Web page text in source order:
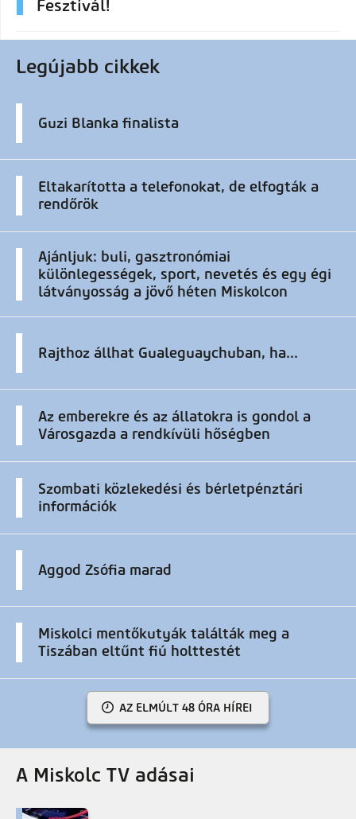
Fesztivál!
Legújabb cikkek
Guzi Blanka finalista
Eltakarította a telefonokat, de elfogták a
rendőrök
Ajánljuk: buli, gasztronómiai
különlegességek, sport, nevetés és egy égi
látványosság a jövő héten Miskolcon
Rajthoz állhat Gualeguaychuban, ha...
Az emberekre és az állatokra is gondol a
Városgazda a rendkívüli hőségben
Szombati közlekedési és bérletpénztári
információk
Aggod Zsófia marad
Miskolci mentőkutyák találták meg a
Tiszában eltűnt fiú holttestét
AZ ELMÚLT 48 ÓRA HÍREI
A Miskolc TV adásai